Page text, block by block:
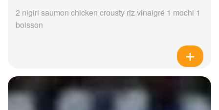
2 nigiri saumon chicken crousty riz vinaigré 1 mochi 1
boisson